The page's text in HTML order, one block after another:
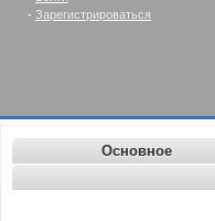
- Зарегистрироваться
Основное